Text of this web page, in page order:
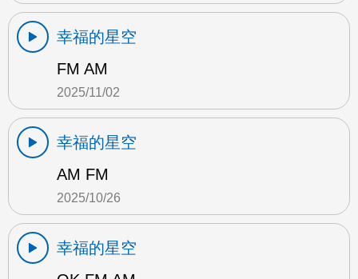
幸福的星空
FM AM
2025/11/02
幸福的星空
AM FM
2025/10/26
幸福的星空